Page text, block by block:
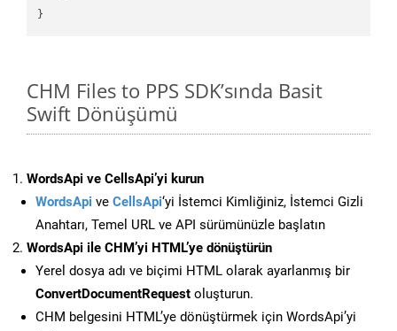
CHM Files to PPS SDK’sında Basit
Swift Dönüşümü
WordsApi ve CellsApi’yi kurun
WordsApi ve CellsApi‘yi İstemci Kimliğiniz, İstemci Gizli
Anahtarı, Temel URL ve API sürümünüzle başlatın
WordsApi ile CHM’yi HTML’ye dönüştürün
Yerel dosya adı ve biçimi HTML olarak ayarlanmış bir
ConvertDocumentRequest oluşturun.
CHM belgesini HTML’ye dönüştürmek için WordsApi’yi